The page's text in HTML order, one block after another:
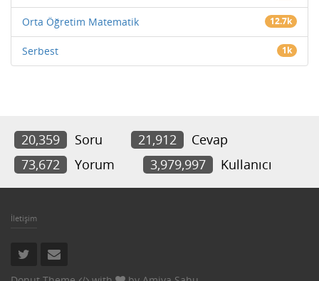
Orta Öğretim Matematik 12.7k
Serbest 1k
20,359 Soru 21,912
Cevap
73,672
Yorum 3,979,997 Kullanıcı
İletişim